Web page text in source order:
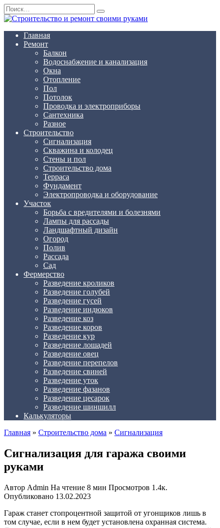
Перейти
к
содержанию
Search
for:
Главная
Ремонт
Балкон
Водоснабжение и канализация
Окна
Отопление
Пол
Потолок
Проводка и электроприборы
Сантехника
Разное
Строительство
Сигнализация
Скважина и колодец
Стены и пол
Строительство дома
Терраса
Фундамент
Электропроводка и оборудование
Участок
Борьба с вредителями и болезнями
Лампы для рассады
Ландшафтный дизайн
Огород
Полив
Рассада
Сад
Фермерство
Разведение кроликов
Разведение голубей
Разведение гусей
Разведение индюков
Разведение коз
Разведение коров
Разведение кур
Разведение лошадей
Разведение овец
Разведение перепелов
Разведение свиней
Разведение уток
Разведение фазанов
Разведение цесарок
Разведение шиншилл
Калькуляторы
Главная » Строительство дома » Сигнализация
Сигнализация для гаража своими
руками
Автор Admin На чтение 8 мин Просмотров 1.4к.
Опубликовано 13.02.2023
Гараж станет стопроцентной защитой от угонщиков лишь в
том случае, если в нем будет установлена охранная система.